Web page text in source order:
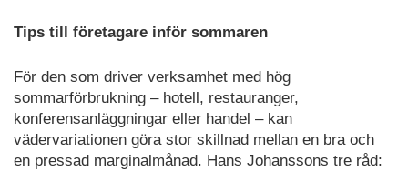
Tips till företagare inför sommaren
För den som driver verksamhet med hög
sommarförbrukning – hotell, restauranger,
konferensanläggningar eller handel – kan
vädervariationen göra stor skillnad mellan en bra och
en pressad marginalmånad. Hans Johanssons tre råd: